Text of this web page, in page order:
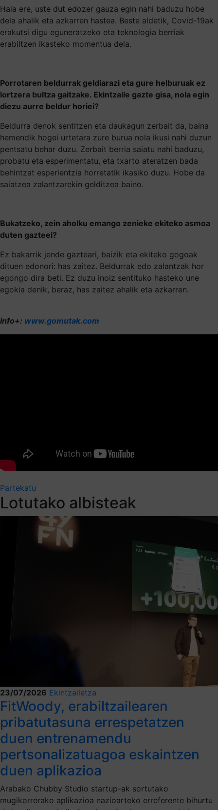
Hala ere, uste dut edozer gauza egin nahi baduzu hobe
dela ahalik eta azkarren hastea. Beste aldetik, Covid-19ak
erakutsi digu eguneratzeko eta teknologia berriak
erabiltzen ikasteko momentua dela.
Porrotaren beldurrak geldiarazi eta gure helburuak ez
lortzera bultza gaitzake. Ekintzaile gazte gisa, nola egin
diezu aurre beldur horiei?
Beldurra denok sentitzen eta daukagun zerbait da, baina
hemendik hogei urtetara zure burua nola ikusi nahi duzun
pentsatu behar duzu. Zerbait berria saiatu nahi baduzu,
probatu eta esperimentatu, eta txarto ateratzen bada
behintzat esperientzia horretatik ikasiko duzu. Hobe da
saiatzea zalantzarekin gelditzea baino.
Bukatzeko, zein aholku emango zenieke ekiteko asmoa
duten gazteei?
Ez bakarrik jende gazteari, baizik eta ekiteko gogoak
dituen edonori: has zaitez. Beldurrak edo zalantzak hor
egongo dira beti. Ez duzu inoiz sentituko hasteko une
egokia denik, beraz, has zaitez ahalik eta azkarren.
info+: www.gomutak.com
Partekatu
Lotutako albisteak
23/07/2026 Ekintzailetza
FitWoody, erabiltzailearen
pribatutasuna errespetatzen
duen entrenamendu
pertsonalizatuagoa eskaintzen
duen aplikazioa
Arabako Chubby Studio startup-ak sortutako
mugikorrerako aplikazioa nazioarteko erreferente bihurtu